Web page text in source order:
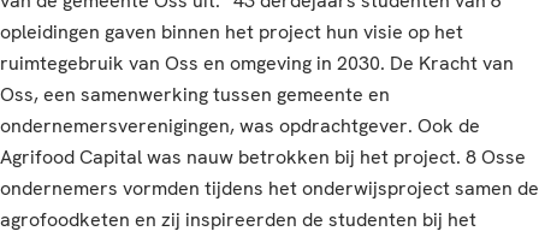
opleidingen gaven binnen het project hun visie op het
ruimtegebruik van Oss en omgeving in 2030. De Kracht van
Oss, een samenwerking tussen gemeente en
ondernemersverenigingen, was opdrachtgever. Ook de
Agrifood Capital was nauw betrokken bij het project. 8 Osse
ondernemers vormden tijdens het onderwijsproject samen de
agrofoodketen en zij inspireerden de studenten bij het